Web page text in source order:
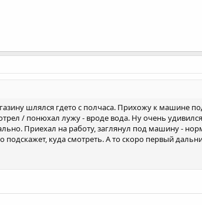
шлялся гдето с полчаса. Прихожу к машине
/ понюхал лужу - вроде вода. Ну очень
Приехал на работу, заглянул под машину -
куда смотреть. А то скоро первый